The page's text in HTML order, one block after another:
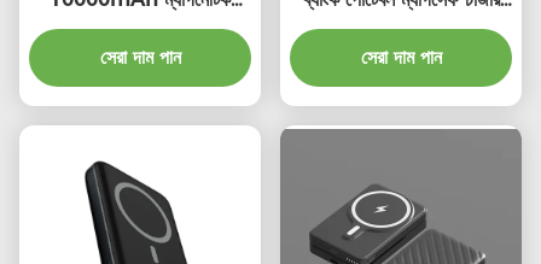
পোর্টেবল চার্জার
সেরা দাম পান
পাওয়ার ব্যাংক 10000mAh
সেরা দাম পান